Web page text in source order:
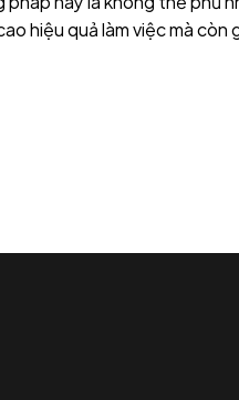
hiệu quả làm việc mà